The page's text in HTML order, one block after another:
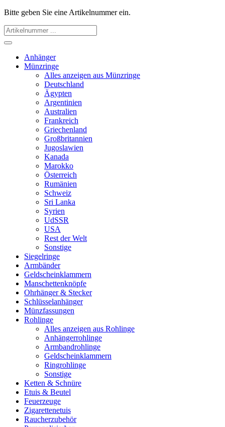
Bitte geben Sie eine Artikelnummer ein.
Anhänger
Münzringe
Alles anzeigen aus Münzringe
Deutschland
Ägypten
Argentinien
Australien
Frankreich
Griechenland
Großbritannien
Jugoslawien
Kanada
Marokko
Österreich
Rumänien
Schweiz
Sri Lanka
Syrien
UdSSR
USA
Rest der Welt
Sonstige
Siegelringe
Armbänder
Geldscheinklammern
Manschettenknöpfe
Ohrhänger & Stecker
Schlüsselanhänger
Münzfassungen
Rohlinge
Alles anzeigen aus Rohlinge
Anhängerrohlinge
Armbandrohlinge
Geldscheinklammern
Ringrohlinge
Sonstige
Ketten & Schnüre
Etuis & Beutel
Feuerzeuge
Zigarettenetuis
Raucherzubehör